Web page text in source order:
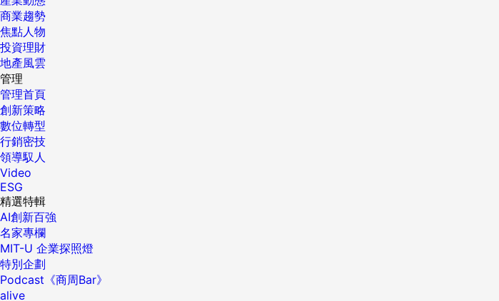
商業趨勢
焦點人物
投資理財
地產風雲
管理
管理首頁
創新策略
數位轉型
行銷密技
領導馭人
Video
ESG
精選特輯
AI創新百強
名家專欄
MIT-U 企業探照燈
特別企劃
Podcast《商周Bar》
alive